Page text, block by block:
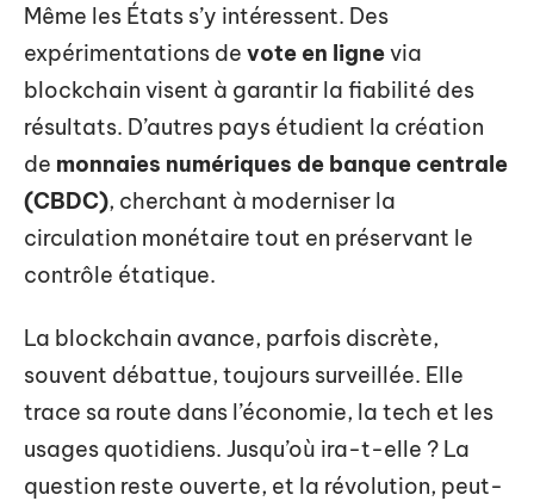
Même les États s’y intéressent. Des
expérimentations de vote en lignevia
blockchain visent à garantir la fiabilité des
résultats. D’autres pays étudient la création
de monnaies numériques de banque centrale
(CBDC), cherchant à moderniser la
circulation monétaire tout en préservant le
contrôle étatique.
La blockchain avance, parfois discrète,
souvent débattue, toujours surveillée. Elle
trace sa route dans l’économie, la tech et les
usages quotidiens. Jusqu’où ira-t-elle ? La
question reste ouverte, et la révolution, peut-